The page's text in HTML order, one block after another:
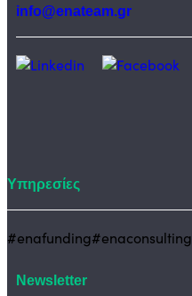
info@enateam.gr
Υπηρεσίες
#enafunding#enaconsulting
Newsletter